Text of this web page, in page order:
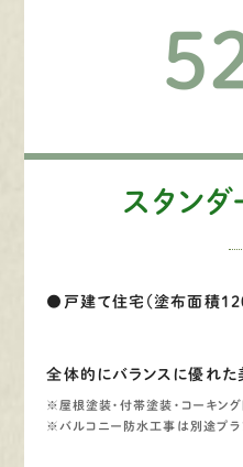
スタンダ
●戸建て住宅（塗布面積120
全体的にバランスに優れ
※屋根塗装・付帯塗装・コーキング
※バルコニー防水工事は別途プラ